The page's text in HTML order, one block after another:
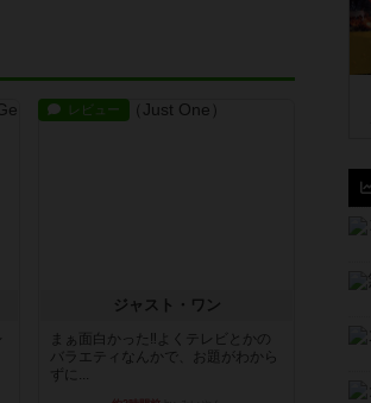
レビュー
ジャスト・ワン
まぁ面白かった‼️よくテレビとかの
バラエティなんかで、お題がわから
ずに...